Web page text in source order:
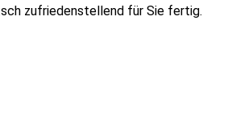
zufriedenstellend für Sie fertig.